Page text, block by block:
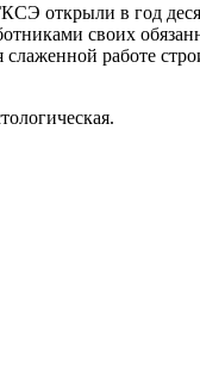
открыли в год
своих
работе